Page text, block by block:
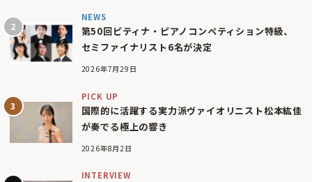
NEWS
第50回ピティナ・ピアノコンペティション特級、
セミファイナリスト6名が決定
2026年7月29日
PICK UP
国際的に活躍する実力派ヴァイオリニスト松本紘佳
が奏でる極上の響き
2026年8月2日
INTERVIEW